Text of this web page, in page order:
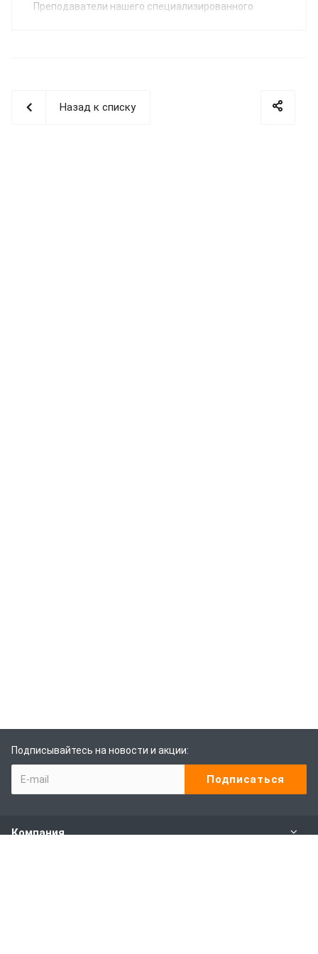
Преподаватели нашего специализированного
Назад к списку
Подписывайтесь на новости и акции:
Компания